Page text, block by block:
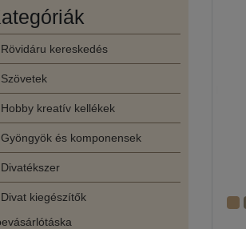
Rövidáru kereskedés
Szövetek
Hobby kreatív kellékek
Gyöngyök és komponensek
Divatékszer
Divat kiegészítők